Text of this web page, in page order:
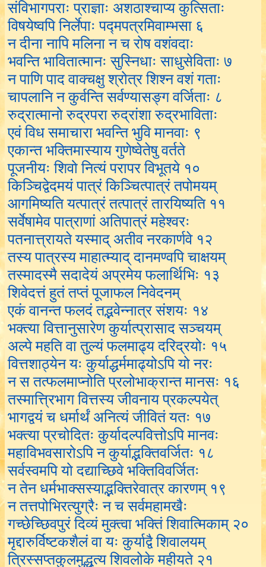
संविभागपराः प्राज्ञाः अशठाश्चाप्य कुत्सिताः
विषयेष्वपि निर्लेपाः पद्मपत्रमिवाम्भसा ६
न दीना नापि मलिना न च रोष वशंवदाः
भवन्ति भावितात्मानः सुस्निधाः साधुसेविताः ७
न पाणि पाद वाक्चक्षु श्रोत्र शिश्न वशं गताः
चापलानि न कुर्वन्ति सर्वण्यासङ्ग वर्जिताः ८
रुद्रात्मानो रुद्रपरा रुद्रांशा रुद्रभाविताः
एवं विध समाचारा भवन्ति भुवि मानवाः ९
एकान्त भक्तिमास्याय गुणेष्वेतेषु वर्तते
पूजनीयः शिवो नित्यं परापर विभूतये १०
किञ्चिद्वेदमयं पात्रं किञ्चित्पात्रं तपोमयम्
आगमिष्यति यत्पात्रं तत्पात्रं तारयिष्यति ११
सर्वेषामेव पात्राणां अतिपात्रं महेश्वरः
पतनात्त्रायते यस्माद् अतीव नरकार्णवे १२
तस्य पात्रस्य माहात्म्याद् दानमण्वपि चाक्षयम्
तस्मादस्मै सदादेयं अप्रमेय फलार्थिभिः १३
शिवेदत्तं हुतं तप्तं पूजाफल निवेदनम्
एकं वानन्त फलदं तद्भवेन्नात्र संशयः १४
भक्त्या वित्तानुसारेण कुर्यात्प्रासाद सञ्चयम्
अल्पे महति वा तुल्यं फलमाढ्य दरिद्रयोः १५
वित्तशाठ्येन यः कुर्याद्धर्ममाढ्योऽपि यो नरः
न स तत्फलमाप्नोति प्रलोभाक्रान्त मानसः १६
तस्मात्त्रिभाग वित्तस्य जीवनाय प्रकल्पयेत्
भागद्वयं च धर्मार्थं अनित्यं जीवितं यतः १७
भक्त्या प्रचोदितः कुर्यादल्पवित्तोऽपि मानवः
महाविभवसारोऽपि न कुर्याद्भक्तिवर्जितः १८
सर्वस्वमपि यो दद्याच्छिवे भक्तिविवर्जितः
न तेन धर्मभाक्सस्याद्भक्तिरेवात्र कारणम् १९
न तत्तपोभिरत्युग्रैः न च सर्वमहामखैः
गच्छेच्छिवपुरं दिव्यं मुक्त्वा भक्तिं शिवात्मिकाम् २०
मृद्दारुर्विष्टकशैलं वा यः कुर्याद्वै शिवालयम्
त्रिस्सप्तकुलमुद्धृत्य शिवलोके महीयते २१